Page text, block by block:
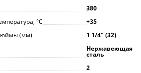
380
°С
+35
(мм)
1 1/4ʺ (32)
Нержавеющая
сталь
2